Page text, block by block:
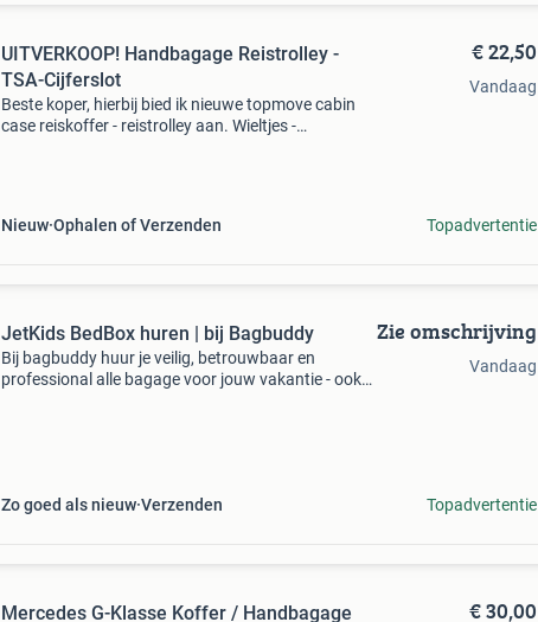
UITVERKOOP! Handbagage Reistrolley -
TSA-Cijferslot
Beste koper, hierbij bied ik nieuwe topmove cabin
case reiskoffer - reistrolley aan. Wieltjes -
Nieuw Ophalen of Verzenden
€ 22,50
Vandaag
Topadvertentie
JetKids BedBox huren | bij Bagbuddy
Bij bagbuddy huur je veilig, betrouwbaar en
professional alle bagage voor jouw vakantie - ook
Zo goed als nieuw Verzenden
Zie omschrijving
Vandaag
Topadvertentie
Mercedes G-Klasse Koffer / Handbagage € 30,00